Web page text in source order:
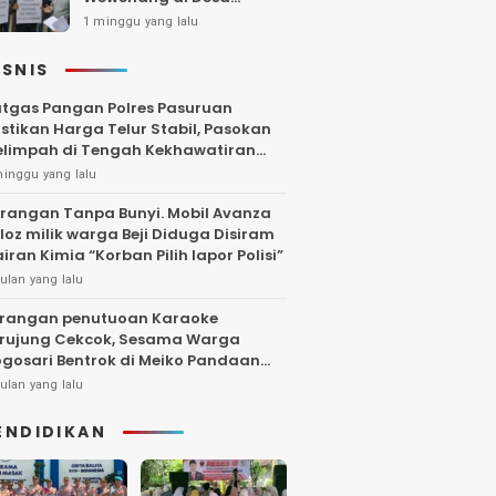
Gambiran, Isu Narkoba
1 minggu yang lalu
Pangan Polres Pasuruan
Harga Telur Stabil, Pasokan
di Tengah Kekhawatiran
yang lalu
Tanpa Bunyi. Mobil Avanza
milik warga Beji Diduga Disiram
Kimia “Korban Pilih lapor Polisi”
yang lalu
penutuoan Karaoke
Cekcok, Sesama Warga
Bentrok di Meiko Pandaan
Larut Malam
yang lalu